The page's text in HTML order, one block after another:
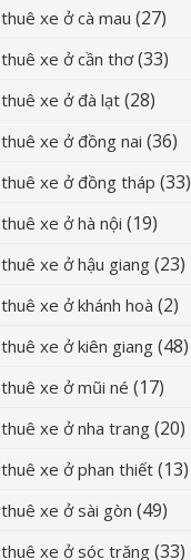
thuê xe ở cà mau (27)
thuê xe ở cần thơ(33)
thuê xe ở đà lạt (28)
thuê xe ở đồng nai (36)
thuê xe ở đồng tháp (33)
thuê xe ở hà nội (19)
thuê xe ở hậu giang (23)
thuê xe ở khánh hoà (2)
thuê xe ở kiên giang (48)
thuê xe ở mũi né (17)
thuê xe ở nha trang (20)
thuê xe ở phan thiết (13)
thuê xe ở sài gòn (49)
thuê xe ở sóc trăng (33)